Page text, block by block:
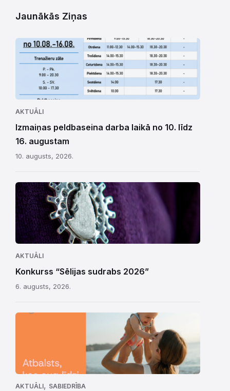
Jaunākās Ziņas
AKTUĀLI
Izmaiņas peldbaseina darba laikā no 10. līdz
16. augustam
10. augusts, 2026.
AKTUĀLI
Konkurss “Sēlijas sudrabs 2026”
6. augusts, 2026.
AKTUĀLI, SABIEDRĪBA